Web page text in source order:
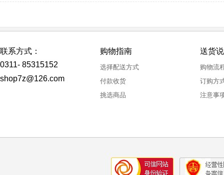
联系方式：
0311- 85315152
shop7z@126.com
购物指南
选择配送方式
付款收货
挑选商品
送货
购物流
订购方
注意事